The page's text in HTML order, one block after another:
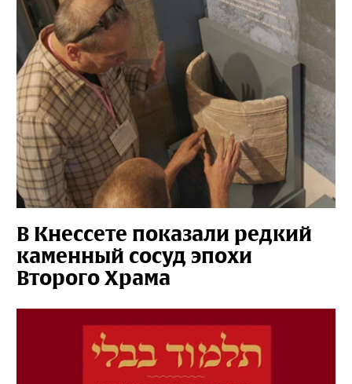
В Кнессете показали редкий
каменный сосуд эпохи
Второго Храма